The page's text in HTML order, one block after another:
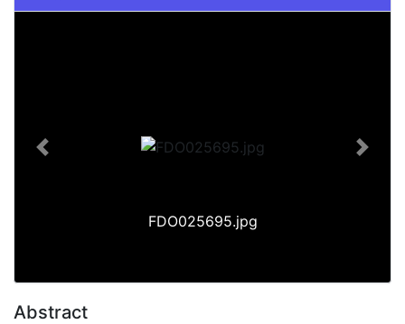
FDO025695.jpg
Previous Next
Abstract